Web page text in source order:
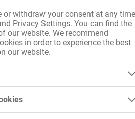
or withdraw your consent at any time
Privacy Settings. You can find the
our website. We recommend
in order to experience the best
our website.
necessary for the operation of the
are cookies that are used to analyze
Sobota